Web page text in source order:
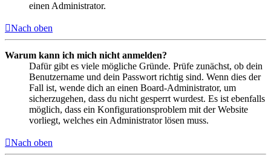
einen Administrator.
Nach oben
Warum kann ich mich nicht anmelden?
Dafür gibt es viele mögliche Gründe. Prüfe zunächst, ob dein
Benutzername und dein Passwort richtig sind. Wenn dies der
Fall ist, wende dich an einen Board-Administrator, um
sicherzugehen, dass du nicht gesperrt wurdest. Es ist ebenfalls
möglich, dass ein Konfigurationsproblem mit der Website
vorliegt, welches ein Administrator lösen muss.
Nach oben